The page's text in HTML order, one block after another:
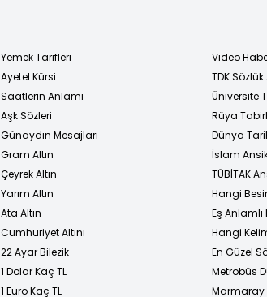
Yemek Tarifleri
Ayetel Kürsi
Saatlerin Anlamı
Aşk Sözleri
Günaydın Mesajları
Gram Altın
Çeyrek Altın
Yarım Altın
Ata Altın
Cumhuriyet Altını
22 Ayar Bilezik
1 Dolar Kaç TL
1 Euro Kaç TL
Video
TDK
Üniversite
Rüya
Dünya
İslam
TÜBİTAK
Hangi
Eş
Hangi
En Güzel
Metrobüs
Marmaray